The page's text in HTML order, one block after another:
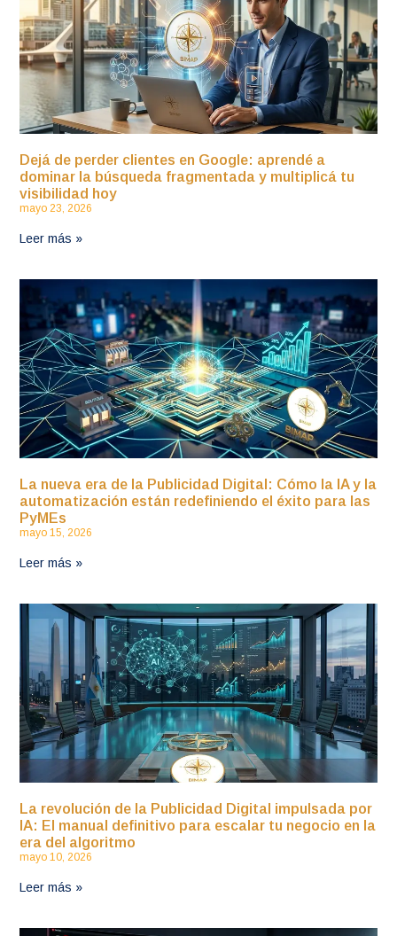
Dejá de perder clientes en Google: aprendé a
dominar la búsqueda fragmentada y multiplicá tu
visibilidad hoy
mayo 23, 2026
Leer más »
La nueva era de la Publicidad Digital: Cómo la IA y la
automatización están redefiniendo el éxito para las
PyMEs
mayo 15, 2026
Leer más »
La revolución de la Publicidad Digital impulsada por
IA: El manual definitivo para escalar tu negocio en la
era del algoritmo
mayo 10, 2026
Leer más »